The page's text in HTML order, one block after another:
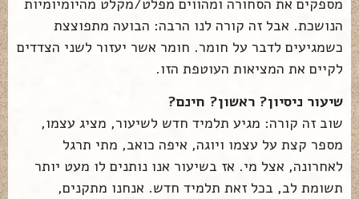
מספקים את הסחורה ומהווים מפלט/מקלט מהיומיומיות
הנושכת. אבל זה קורה לנו הרבה: הבועה מתפוצצת
כשמגיעים לדבר על חומר. חומר אשר יעזור לשני הצדדים
לקיים את המציאות העוטפת הזו.
שיעור ניסיון? ראשון? חינם?
שוב זה קורה: מגיע תלמיד חדש לשיעור, מציג עצמו,
מספר קצת על עצמו ויוגה, איפה כואב, מתי תרגל
לאחרונה, אצל מי. אז בשיעור אנו נותנים לו מעט יותר
תשומת לב, בכל זאת תלמיד חדש. אנחנו מתקנים,